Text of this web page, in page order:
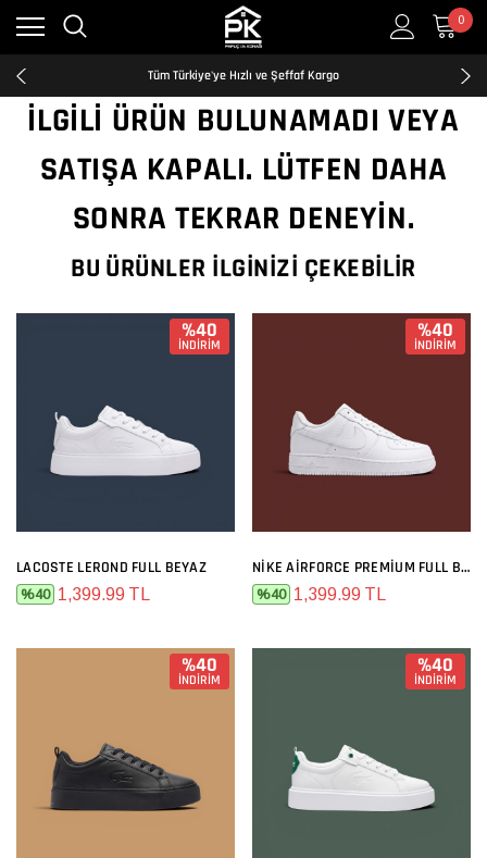
0
Kredi Kartına Taksit İmkanı
2500₺ ve Üzeri Ücretsiz Kargo
Tüm Türkiye'ye Hızlı ve Şeffaf Kargo
Kredi Kartına Taksit İmkanı
2500₺ ve Üzeri Ücretsiz Kargo
Kredi Kartına Taksit İmkanı
İLGILI ÜRÜN BULUNAMADI VEYA
SATIŞA KAPALI. LÜTFEN DAHA
SONRA TEKRAR DENEYIN.
BU ÜRÜNLER İLGINIZI ÇEKEBILIR
%40
İNDİRİM
LACOSTE LEROND FULL BEYAZ
%40 1,399.99 TL
%40
İNDİRİM
NIKE AIRFORCE PREMIUM FULL BEYAZ
%40 1,399.99 TL
%40
İNDİRİM
%40
İNDİRİM